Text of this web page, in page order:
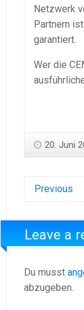
Netzwerk
Partnern
garantiert.
Wer die
20. Juni
Previous
Leave a
Du musst
abzugeben.